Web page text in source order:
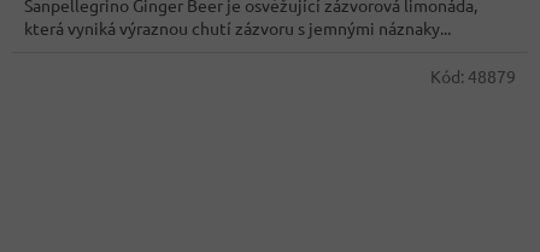
Sanpellegrino Ginger Beer je osvěžující zázvorová limonáda,
která vyniká výraznou chutí zázvoru s jemnými náznaky...
Kód: 48879